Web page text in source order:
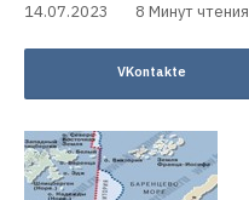
14.07.2023
8 Минут чтения
VKontakte